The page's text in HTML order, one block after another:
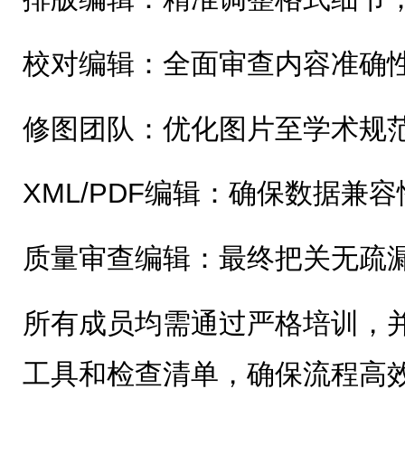
校对编辑：全面审查内容准确
修图团队：优化图片至学术规
XML/PDF编辑：确保数据兼
质量审查编辑：最终把关无疏
所有成员均需通过严格培训，
工具和检查清单，确保流程高